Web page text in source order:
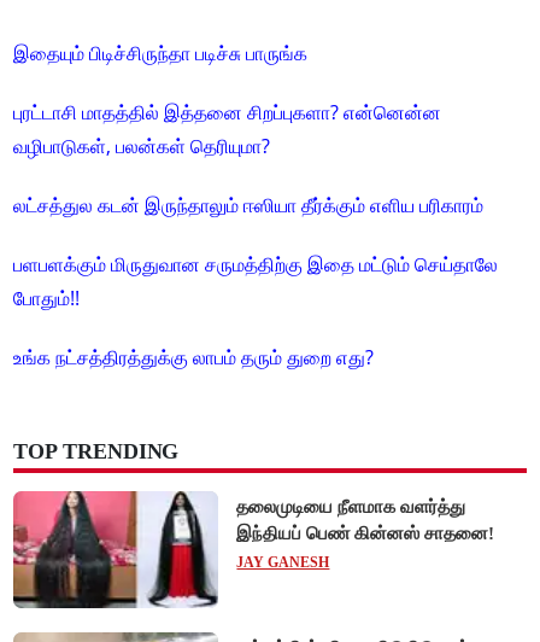
இதையும் பிடிச்சிருந்தா படிச்சு பாருங்க
புரட்டாசி மாதத்தில் இத்தனை சிறப்புகளா? என்னென்ன
வழிபாடுகள், பலன்கள் தெரியுமா?
லட்சத்துல கடன் இருந்தாலும் ஈஸியா தீர்க்கும் எளிய பரிகாரம்
பளபளக்கும் மிருதுவான சருமத்திற்கு இதை மட்டும் செய்தாலே
போதும்!!
உங்க நட்சத்திரத்துக்கு லாபம் தரும் துறை எது?
TOP TRENDING
தலைமுடியை நீளமாக வளர்த்து
இந்தியப் பெண் கின்னஸ் சாதனை!
JAY GANESH